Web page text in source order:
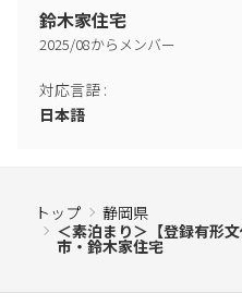
鈴木家住宅
2025/08からメンバー
対応言語 :
日本語
トップ
静岡県
＜素泊まり＞【登録有形
市・鈴木家住宅